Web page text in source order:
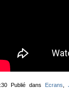
Publié dans Ecrans